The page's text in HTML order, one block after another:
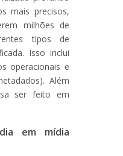
mais precisos,
milhões de
tipos de
Isso inclui
operacionais e
Além
ser feito em
em mídia